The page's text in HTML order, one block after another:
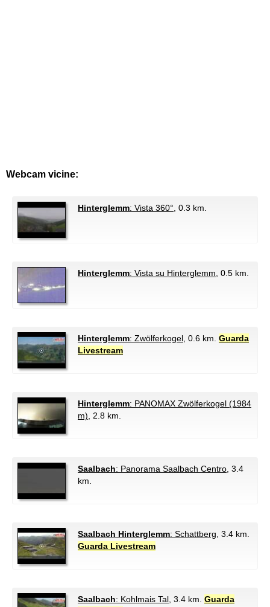
Webcam vicine:
Hinterglemm: Vista 360° , 0.3 km.
Hinterglemm: Vista su Hinterglemm , 0.5 km.
Hinterglemm: Zwölferkogel , 0.6 km. Guarda
Livestream
Hinterglemm: PANOMAX Zwölferkogel (1984
m) , 2.8 km.
Saalbach: Panorama Saalbach Centro , 3.4
km.
Saalbach Hinterglemm: Schattberg , 3.4 km.
Guarda Livestream
Saalbach: Kohlmais Tal , 3.4 km. Guarda